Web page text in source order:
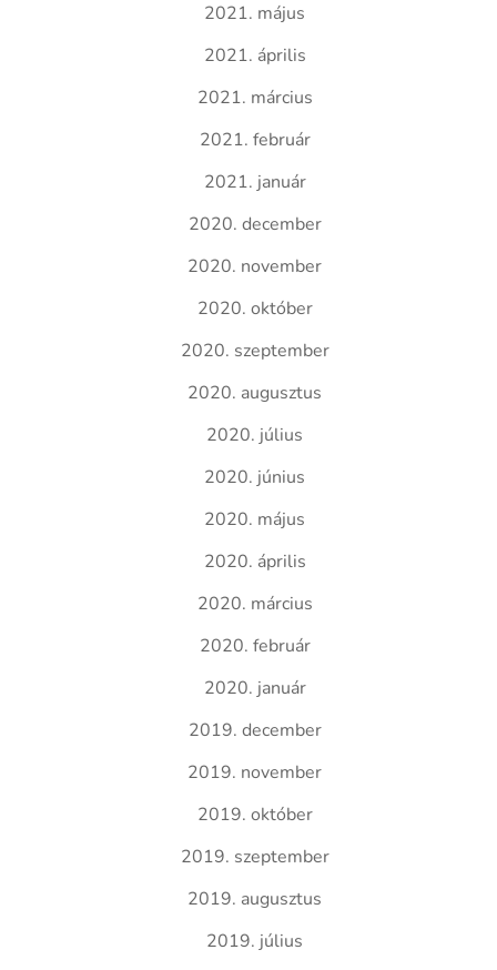
2021. május
2021. április
2021. március
2021. február
2021. január
2020. december
2020. november
2020. október
2020. szeptember
2020. augusztus
2020. július
2020. június
2020. május
2020. április
2020. március
2020. február
2020. január
2019. december
2019. november
2019. október
2019. szeptember
2019. augusztus
2019. július